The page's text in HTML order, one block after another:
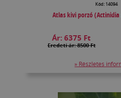
Kód: 14094
Atlas kivi porzó (Actinidia
Ár:6375 Ft
Eredeti ár: 8500 Ft
» Részletes